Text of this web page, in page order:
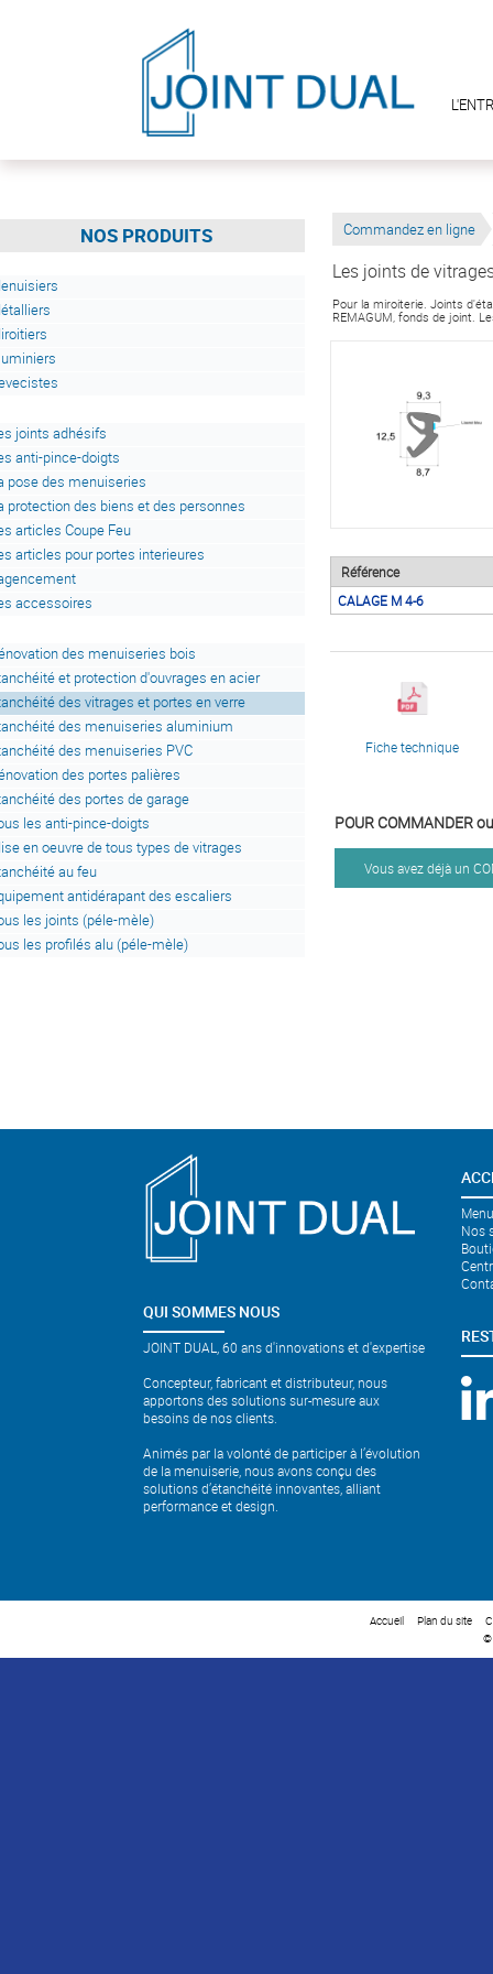
NOS PRODUITS
joints adhésifs
anti-pince-doigts
pose des menuiseries
protection des biens et des personnes
articles Coupe Feu
articles pour portes interieures
accessoires
des menuiseries bois
et protection d'ouvrages en acier
des vitrages et portes en verre
des menuiseries aluminium
des menuiseries PVC
des portes palières
des portes de garage
les anti-pince-doigts
en oeuvre de tous types de vitrages
au feu
antidérapant des escaliers
les joints (péle-mèle)
les profilés alu (péle-mèle)
Commandez en ligne
Les joints de
Pour la miroiterie. Joints
REMAGUM, fonds de joint.
Référence
CALAGE M 4-6
Fiche technique
POUR COMMANDER
Vous avez déjà un
QUI SOMMES NOUS
JOINT DUAL, 60 ans d'innovations et d'expertise
Concepteur, fabricant et distributeur, nous
apportons des solutions sur-mesure aux
besoins de nos clients.
Animés par la volonté de participer à l’évolution
de la menuiserie, nous avons conçu des
solutions d’étanchéité innovantes, alliant
performance et design.
Nos
Accueil Plan du site
©